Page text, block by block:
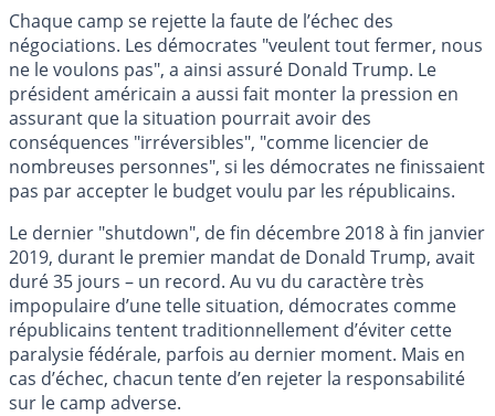
Chaque camp se rejette la faute de l’échec des
négociations. Les démocrates "veulent tout fermer, nous
ne le voulons pas", a ainsi assuré Donald Trump. Le
président américain a aussi fait monter la pression en
assurant que la situation pourrait avoir des
conséquences "irréversibles", "comme licencier de
nombreuses personnes", si les démocrates ne finissaient
pas par accepter le budget voulu par les républicains.
Le dernier "shutdown", de fin décembre 2018 à fin janvier
2019, durant le premier mandat de Donald Trump, avait
duré 35 jours – un record. Au vu du caractère très
impopulaire d’une telle situation, démocrates comme
républicains tentent traditionnellement d’éviter cette
paralysie fédérale, parfois au dernier moment. Mais en
cas d’échec, chacun tente d’en rejeter la responsabilité
sur le camp adverse.